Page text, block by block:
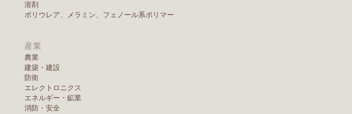
溶剤
ポリウレア、メラミン、フェノール系ポリマー
産業
農業
建築・建設
防衛
エレクトロニクス
エネルギー・鉱業
消防・安全